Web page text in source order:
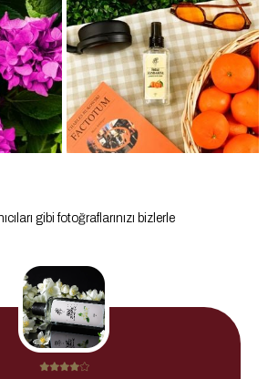
gibi fotoğraflarınızı bizlerle